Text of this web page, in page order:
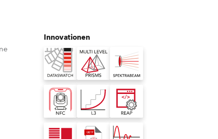
Global
Europa
Russischsprachige Gebiete
Lateinamerika
Business Development
Innovationen